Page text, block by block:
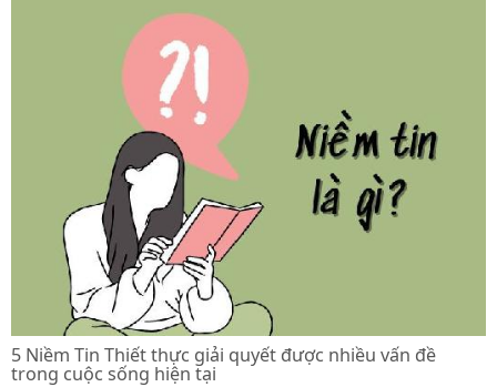
5 Niềm Tin Thiết thực giải quyết được nhiều vấn đề
trong cuộc sống hiện tại